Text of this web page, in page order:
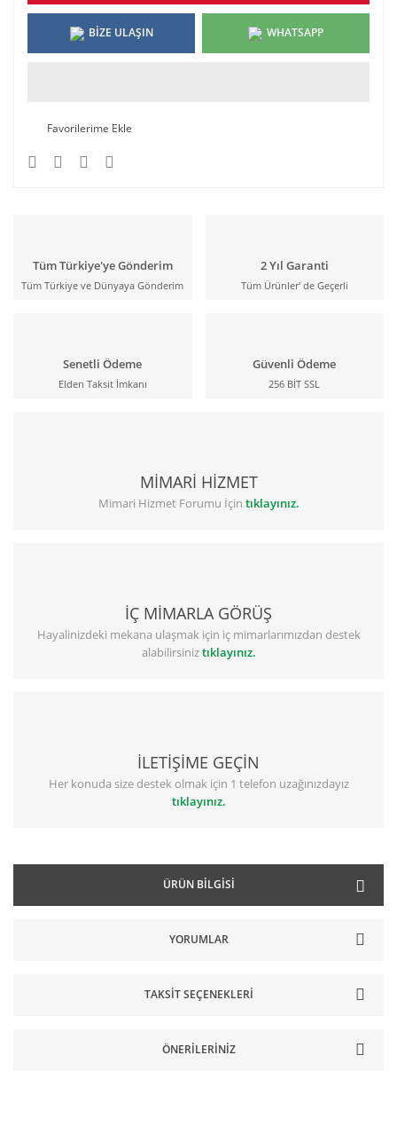
BİZE ULAŞIN WHATSAPP
Tüm Türkiye'ye Gönderim
Tüm Türkiye ve Dünyaya Gönderim
2 Yıl Garanti
Tüm Ürünler' de Geçerli
Senetli Ödeme
Elden Taksit İmkanı
Güvenli Ödeme
256 BİT SSL
MİMARİ HİZMET
Mimari Hizmet Forumu İçin tıklayınız.
İÇ MİMARLA GÖRÜŞ
Hayalinizdeki mekana ulaşmak için iç mimarlarımızdan destek
alabilirsiniztıklayınız.
İLETİŞİME GEÇİN
Her konuda size destek olmak için 1 telefon uzağınızdayız
tıklayınız.
ÜRÜN BILGISI
YORUMLAR
TAKSIT SEÇENEKLERI
ÖNERILERINIZ